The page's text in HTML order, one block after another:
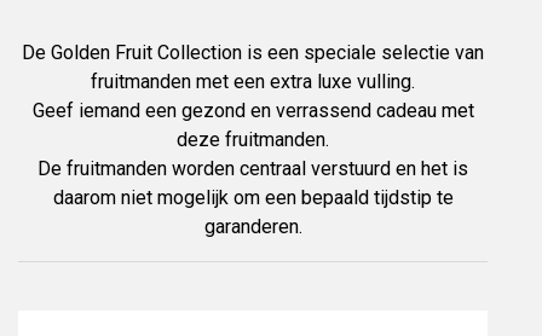
De Golden Fruit Collection is een speciale selectie van
fruitmanden met een extra luxe vulling.
Geef iemand een gezond en verrassend cadeau met
deze fruitmanden.
De fruitmanden worden centraal verstuurd en het is
daarom niet mogelijk om een bepaald tijdstip te
garanderen.